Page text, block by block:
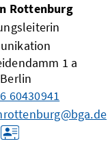
Rottenburg
1 a
Berlin
60430941